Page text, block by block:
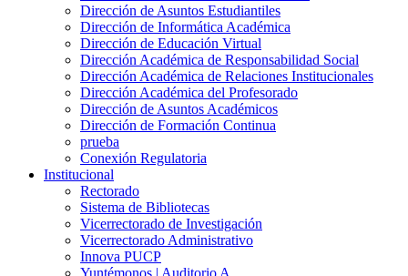
Dirección de Asuntos Estudiantiles
Dirección de Informática Académica
Dirección de Educación Virtual
Dirección Académica de Responsabilidad Social
Dirección Académica de Relaciones Institucionales
Dirección Académica del Profesorado
Dirección de Asuntos Académicos
Dirección de Formación Continua
prueba
Conexión Regulatoria
Institucional
Rectorado
Sistema de Bibliotecas
Vicerrectorado de Investigación
Vicerrectorado Administrativo
Innova PUCP
Yuntémonos | Auditorio A